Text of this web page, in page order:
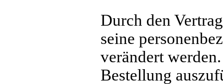
Durch den
seine
verändert
Bestellung